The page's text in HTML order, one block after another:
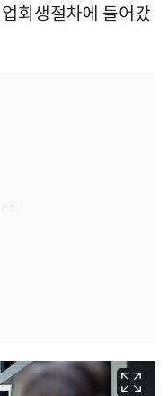
회생절차에 들어갔